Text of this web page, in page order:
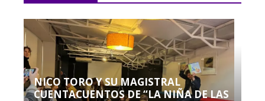
NICO TORO Y SU MAGISTRAL
CUENTACUENTOS DE “LA NIÑA DE LAS